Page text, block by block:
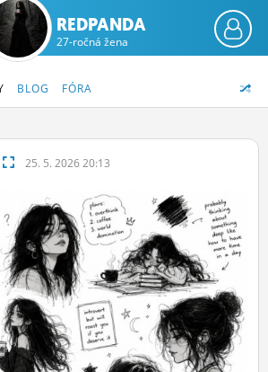
REDPANDA
27-ročná žena
BLOG FÓRA
25. 5. 2026 20:13